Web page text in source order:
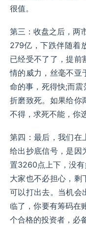
很值。
第三：收盘之后，两
279亿，下跌伴随着
已经受不了了，提前
情的威力，丝毫不亚
命的事，死得快;而
折磨致死。如果给你
不得，求死不能，你
第四：最后，我们在
给出抄底信号，是因
置3260点上下，没有
大家也不必担心，剩
可以打出去。当机会
临了，你要有筹码在
个合格的投资者，必